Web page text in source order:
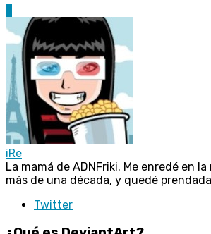
iRe
La mamá de ADNFriki. Me enredé en
más de una década, y quedé
Twitter